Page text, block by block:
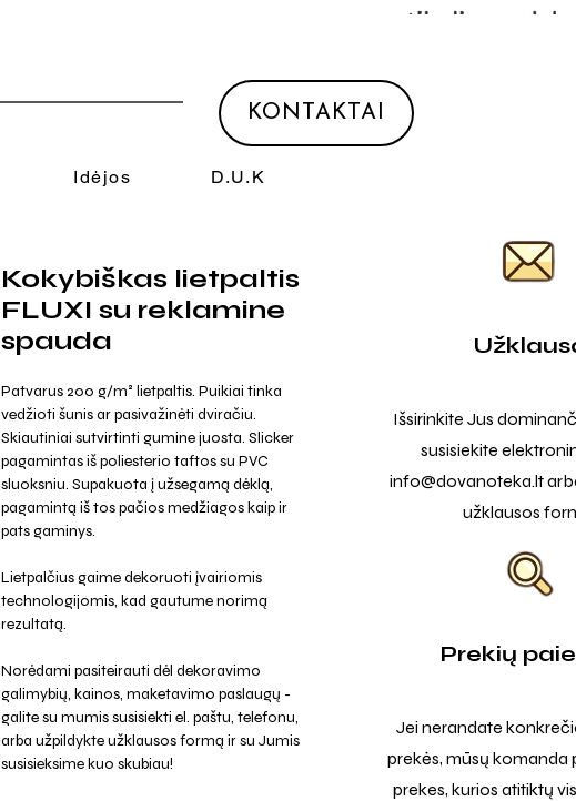
Idėjos D.U.K
KONTAKTAI
Kokybiškas lietpaltis
FLUXI su reklamine
spauda
Patvarus 200 g/m² lietpaltis. Puikiai tinka
vedžioti šunis ar pasivažinėti dviračiu.
Skiautiniai sutvirtinti gumine juosta. Slicker
pagamintas iš poliesterio taftos su PVC
sluoksniu. Supakuota į užsegamą dėklą,
pagamintą iš tos pačios medžiagos kaip ir
pats gaminys.
Lietpalčius gaime dekoruoti įvairiomis
technologijomis, kad gautume norimą
rezultatą.
Norėdami pasiteirauti dėl dekoravimo
galimybių, kainos, maketavimo paslaugų -
galite su mumis susisiekti el. paštu, telefonu,
arba užpildykte užklausos formą ir su Jumis
susisieksime kuo skubiau!
Išsirinkite Jus
susisiekite
info@dovanoteka.lt
užklausos
Prekių
Jei nerandate
prekės, mūsų komanda
prekes, kurios atitiktų